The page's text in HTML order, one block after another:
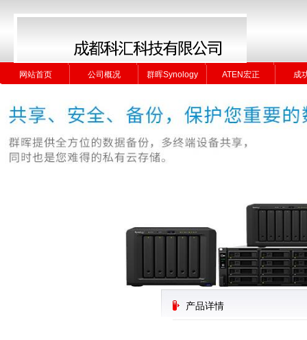
网站首页 公司概况 群晖Synology ATEN宏正 成
网站首页 公司概况 群晖Synology ATEN宏正 成
产品详情